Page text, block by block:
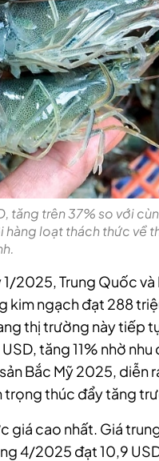
tăng trên 37% so với
hàng loạt thách thức về
2025, Trung Quốc và
kim ngạch đạt 288
thị trường này tiếp
tăng 11% nhờ nhu
Bắc Mỹ 2025, diễn
trọng thúc đẩy tăng
giá cao nhất. Giá
4/2025 đạt 10,9